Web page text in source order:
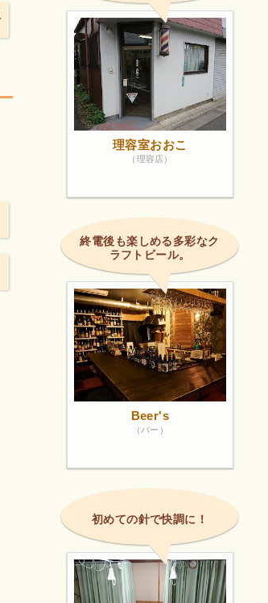
理容室おおこ
（理容店）
終電後も楽しめる多彩なク
ラフトビール。
Beer's
（バー）
初めての針で快調に！